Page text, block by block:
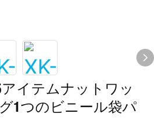
5アイテムナットワッ
1つのビニール袋パ